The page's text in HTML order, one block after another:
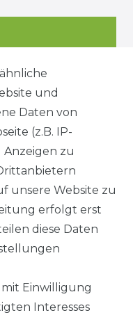
unter :
und
Daten von
(z.B. IP-
Anzeigen zu
unsere Website zu
erfolgt erst
diese Daten
Einwilligung
Interesses